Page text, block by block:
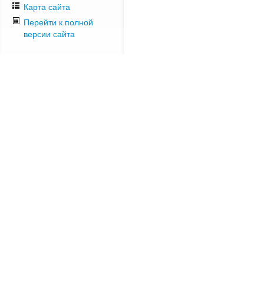
Карта сайта
Перейти к полной
версии сайта